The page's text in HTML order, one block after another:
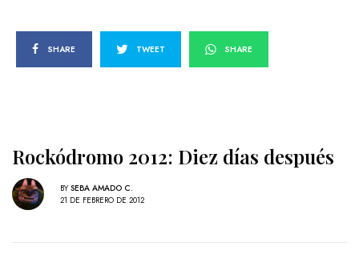
SHARE TWEET SHARE
Rockódromo 2012: Diez días después
BY SEBA AMADO C.
21 DE FEBRERO DE 2012